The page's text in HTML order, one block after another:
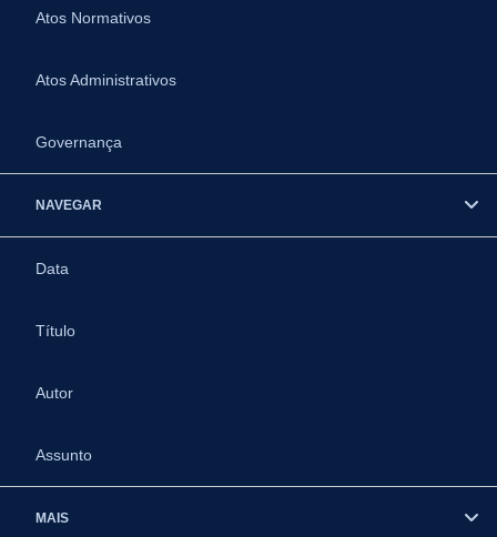
Atos Normativos
Atos Administrativos
Governança
NAVEGAR
Data
Título
Autor
Assunto
MAIS